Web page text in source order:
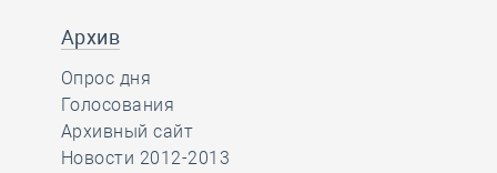
Архив
Опрос дня
Голосования
Архивный сайт
Новости 2012-2013